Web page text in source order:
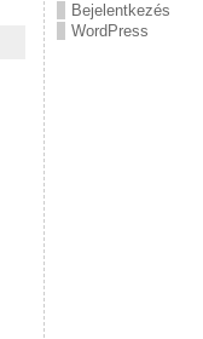
Bejelentkezés
WordPress